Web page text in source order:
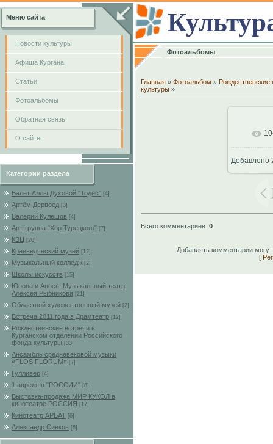
Меню сайта
Новости культуры
Афиша Кургана
Cтатьи
Фотоальбомы
Обратная связь
О сайте
Категории раздела
Балет Аллы Духовой "Тодес" [4]
Артём Дервоед [3]
Валерий Кулешов [4]
Арт-группа "Хор Турецкого" [7]
КВЦ [20]
Краеведческий музей [12]
Музыкальный колледж [2]
Школы искусств [15]
Юнона и Авось. Музыкальный театр
Алексея Рыбникова
[21]
Областной художественный музей [2]
Встреча 2011 года в Драмтеатр [12]
Рождественские встречи в
Курганском отделении Российского
фонда культуры
[33]
Ансамбль средневековой музыки
«FLOS FLORUM» [7]
Гулливер [4]
1 апреля в "РОССИИ" [8]
Выставка-продажа МИР КУКОЛ в
кинотеатре РОССИЯ
[17]
Кинотеатр АРБАТ [6]
Александр Сивков [6]
Фотоальбомы
Главная » Фотоальбом » Рождественские
культуры »
В
Добавлено
Всего комментариев: 0
Добавлять комментарии
[